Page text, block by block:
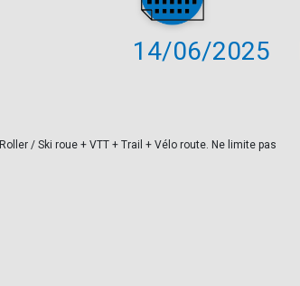
14/06/2025
/ Ski roue + VTT + Trail + Vélo route. Ne limite pas